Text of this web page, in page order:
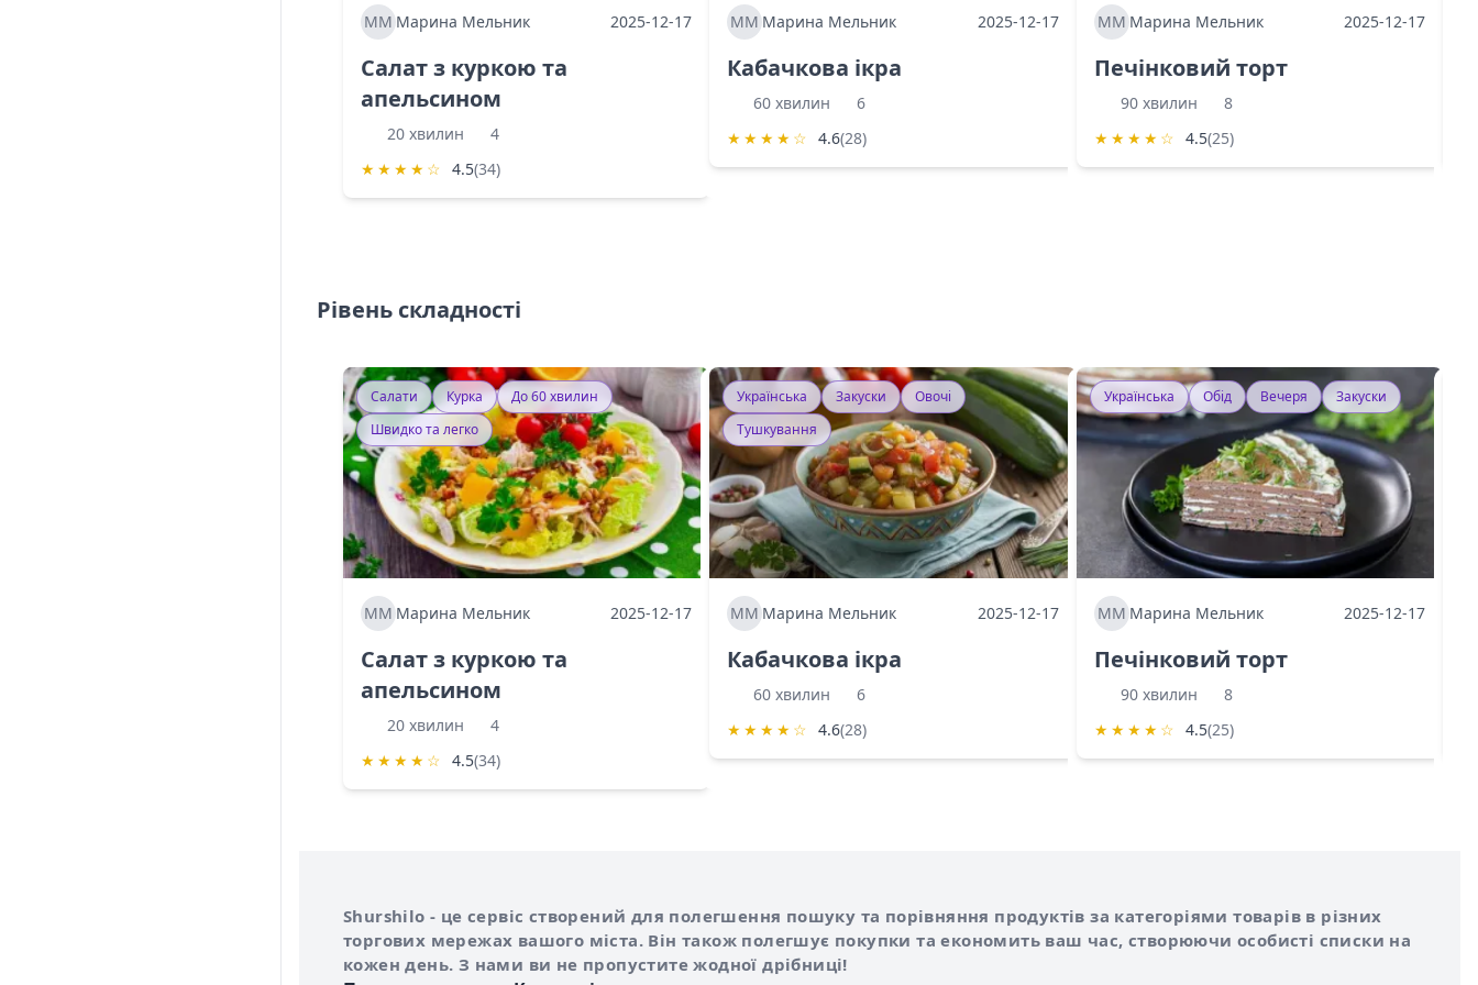
ММ Марина Мельник 2025-12-17
Салат з куркою та
апельсином
20 хвилин
4
★ ★ ★ ★ ☆ 4.5(34)
ММ Марина Мельник 2025-12-17
Кабачкова ікра
60 хвилин
6
★ ★ ★ ★ ☆ 4.6(28)
МММарина Мельник 2025-12-17
Печінковий торт
90 хвилин
8
★ ★ ★ ★ ☆ 4.5(25)
Рівень складності
Салати Курка
До 60 хвилин
Швидко та легко
ММ Марина Мельник 2025-12-17
Салат з куркою та
апельсином
20 хвилин
4
★ ★ ★ ★ ☆ 4.5(34)
Українська Закуски
Овочі
Тушкування
ММ Марина Мельник 2025-12-17
Кабачкова ікра
60 хвилин
6
★ ★ ★ ★ ☆ 4.6(28)
Українська Обід Вечеря Закуски
МММарина Мельник 2025-12-17
Печінковий торт
90 хвилин
8
★ ★ ★ ★ ☆ 4.5(25)
Про сервіс Shurshilo
Shurshilo - це сервіс створений для полегшення пошуку та порівняння продуктів за категоріями товарів в різних
торгових мережах вашого міста. Він також полегшує покупки та економить ваш час, створюючи особисті списки на
кожен день. З нами ви не пропустите жодної дрібниці!